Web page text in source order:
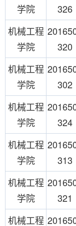
学院
326
机械工程
学院
320
机械工程
学院
302
机械工程
学院
324
机械工程
学院
313
机械工程
学院
321
机械工程